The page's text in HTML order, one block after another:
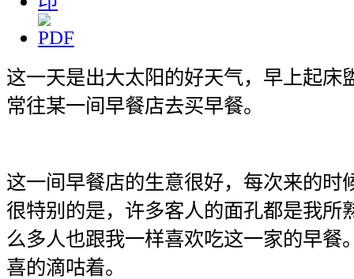
这一天是出大太阳的好天气，早上起床
常往某一间早餐店去买早餐。
这一间早餐店的生意很好，每次来的时
很特别的是，许多客人的面孔都是我所
么多人也跟我一样喜欢吃这一家的早餐
喜的滴咕着。